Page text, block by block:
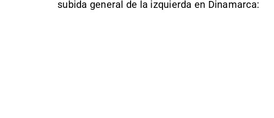
subida general de la izquierda en Dinamarca: